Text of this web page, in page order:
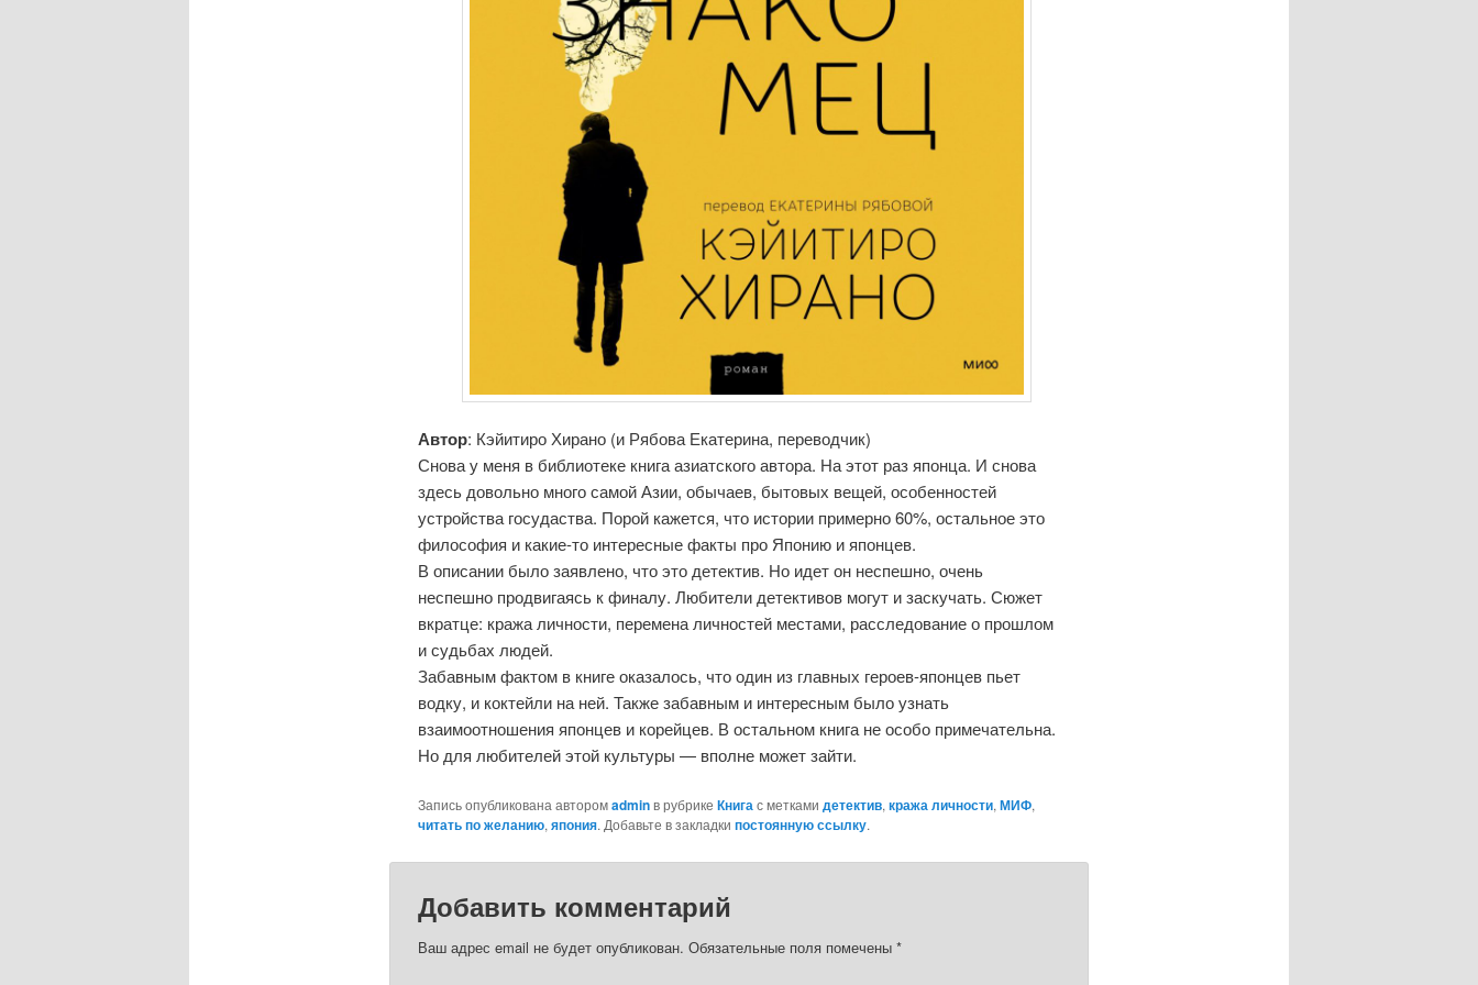
Автор: Кэйитиро Хирано (и Рябова Екатерина, переводчик)
Снова у меня в библиотеке книга азиатского автора. На этот раз японца. И снова
здесь довольно много самой Азии, обычаев, бытовых вещей, особенностей
устройства госудаства. Порой кажется, что истории примерно 60%, остальное это
философия и какие-то интересные факты про Японию и японцев.
В описании было заявлено, что это детектив. Но идет он неспешно, очень
неспешно продвигаясь к финалу. Любители детективов могут и заскучать. Сюжет
вкратце: кража личности, перемена личностей местами, расследование о прошлом
и судьбах людей.
Забавным фактом в книге оказалось, что один из главных героев-японцев пьет
водку, и коктейли на ней. Также забавным и интересным было узнать
взаимоотношения японцев и корейцев. В остальном книга не особо примечательна.
Но для любителей этой культуры — вполне может зайти.
Запись опубликована авторомadminв рубрике Книгас метками детектив, кража личности, МИФ,
читать по желанию, япония. Добавьте в закладки постоянную ссылку.
Добавить комментарий
Ваш адрес email не будет опубликован. Обязательные поля помечены *